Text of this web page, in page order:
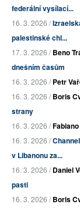
federální vysílací...
16. 3. 2026 /
palestinské chl...
17. 3. 2026 /Beno
dnešním časům
16. 3. 2026 /Petr
16. 3. 2026 /Boris
strany
16. 3. 2026 /
16. 3. 2026 /
v Libanonu za...
16. 3. 2026 /Daniel
pasti
16. 3. 2026 /Boris